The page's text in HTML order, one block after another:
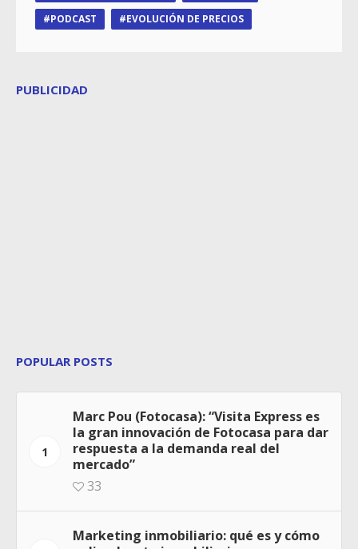
PODCAST
EVOLUCIÓN DE PRECIOS
PUBLICIDAD
POPULAR POSTS
1
Marc Pou (Fotocasa): “Visita Express es
la gran innovación de Fotocasa para dar
respuesta a la demanda real del
mercado”
33
Marketing inmobiliario: qué es y cómo